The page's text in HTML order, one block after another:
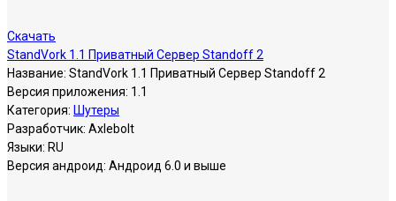
Скачать
StandVork 1.1 Приватный Сервер Standoff 2
Название: StandVork 1.1 Приватный Сервер Standoff 2
Версия приложения: 1.1
Категория: Шутеры
Разработчик: Axlebolt
Языки: RU
Версия андроид: Андроид 6.0 и выше